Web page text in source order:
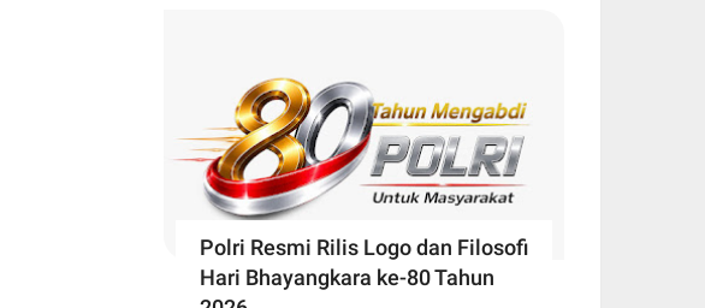
Polri Resmi Rilis Logo dan Filosofi
Hari Bhayangkara ke-80 Tahun